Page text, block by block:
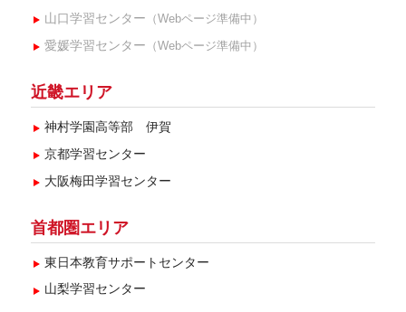
山口学習センター （Webページ準備中）
愛媛学習センター （Webページ準備中）
近畿エリア
神村学園高等部 伊賀
京都学習センター
大阪梅田学習センター
首都圏エリア
東日本教育サポートセンター
山梨学習センター